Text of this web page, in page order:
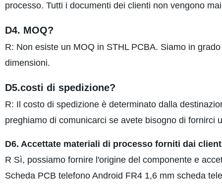
processo. Tutti i documenti dei clienti non vengono
D4. MOQ?
R: Non esiste un MOQ in STHL PCBA. Siamo in
dimensioni.
D5.costi di spedizione?
R: Il costo di spedizione è determinato dalla
preghiamo di comunicarci se avete bisogno di fornirci
D6. Accettate materiali di processo forniti dai
R Sì, possiamo fornire l'origine del componente e
Scheda PCB telefono Android FR4 1,6 mm scheda